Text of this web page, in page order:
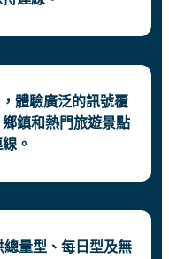
體驗廣泛的訊號覆
鎮和熱門旅遊景點
。
量型、每日型及無